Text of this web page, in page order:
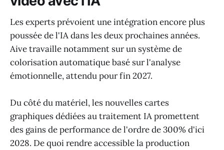
Les experts prévoient une intégration encore plus
poussée de l'IA dans les deux prochaines années.
Aive travaille notamment sur un système de
colorisation automatique basé sur l'analyse
émotionnelle, attendu pour fin 2027.
Du côté du matériel, les nouvelles cartes
graphiques dédiées au traitement IA promettent
des gains de performance de l'ordre de 300% d'ici
2028. De quoi rendre accessible la production